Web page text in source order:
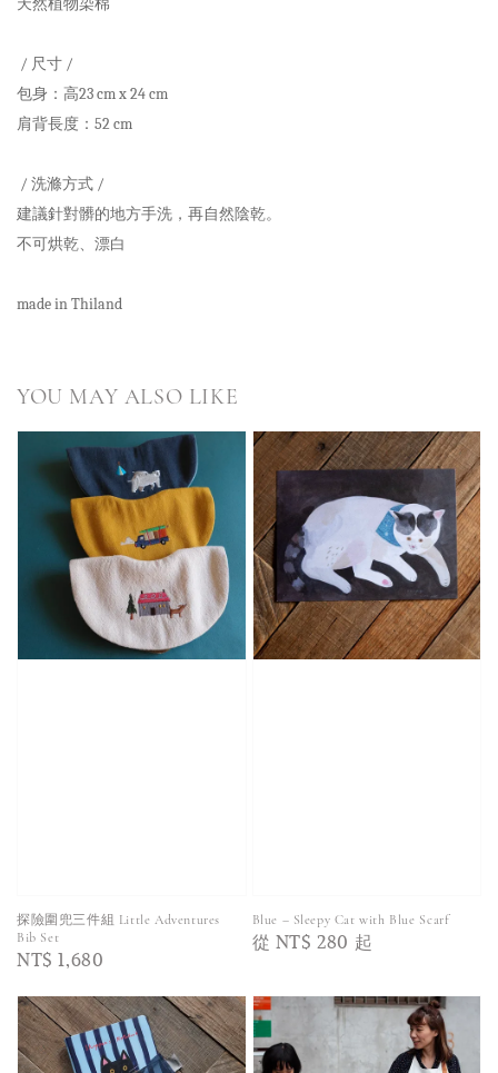
/ 尺寸 /
包身：高23 cm x 24cm
肩背長度：52 cm
/ 洗滌方式 /
建議針對髒的地方手洗，再自然陰乾。
不可烘乾、漂白
made in Thiland
YOU MAY ALSO LIKE
探險圍兜三件組 Little Adventures
Bib Set
Regular
NT$ 1,680
Blue – Sleepy Cat with Blue Scarf
Regular
從 NT$ 280 起